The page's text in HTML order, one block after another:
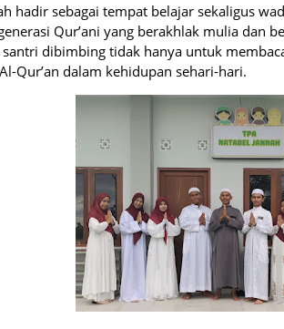
hadir sebagai tempat belajar sekaligus
Qur’ani yang berakhlak mulia dan
dibimbing tidak hanya untuk
Qur’an dalam kehidupan sehari-hari.